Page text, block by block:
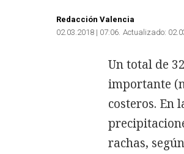
Redacción Valencia
02.03.2018 | 07:06 Actualizado:
Un total de
importante
costeros. En
rachas,